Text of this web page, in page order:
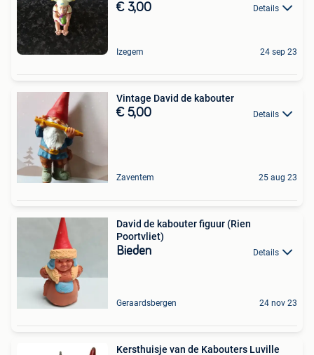
€ 3,00 Details
Izegem 24 sep 23
Vintage David de kabouter
€ 5,00 Details
Zaventem 25 aug 23
David de kabouter figuur (Rien
Poortvliet)
Bieden Details
Geraardsbergen 24 nov 23
Kersthuisje van de Kabouters Luville